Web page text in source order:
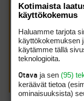
poltsit 100-80
onkelmasta.
Ai ETTÄ mä
Onks tiatoo vieläkö
tapahtumaan?
Kotimaista
käyttökokemus
Haluamme tarjota
käyttökokemuksen
käytämme tällä
teknologioita.
Otava ja sen (95)
keräävät tietoa
ominaisuuk­sista)